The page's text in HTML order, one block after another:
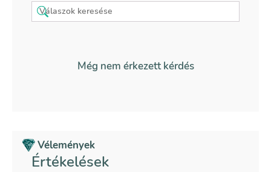
Még nem érkezett kérdés
Vélemények
Értékelések